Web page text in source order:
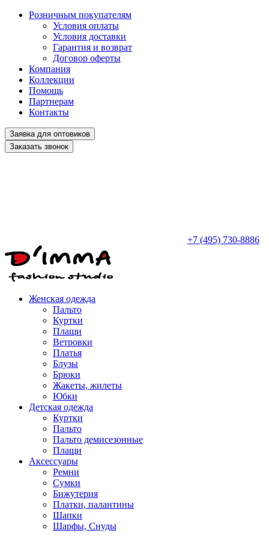
Розничным покупателям
Условия оплаты
Условия доставки
Гарантия и возврат
Договор оферты
Компания
Коллекции
Помощь
Партнерам
Контакты
Заявка для оптовиков
Заказать звонок
+7 (495) 730-8886
Женская одежда
Пальто
Куртки
Плащи
Ветровки
Платья
Блузы
Брюки
Жакеты, жилеты
Юбки
Детская одежда
Куртки
Пальто
Пальто демисезонные
Плащи
Аксессуары
Ремни
Сумки
Бижутерия
Платки, палантины
Шапки
Шарфы, Снуды